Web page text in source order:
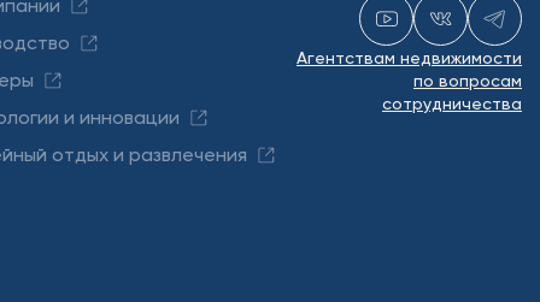
и инновации
отдых и развлечения
Агентствам недвижимости
по вопросам
сотрудничества